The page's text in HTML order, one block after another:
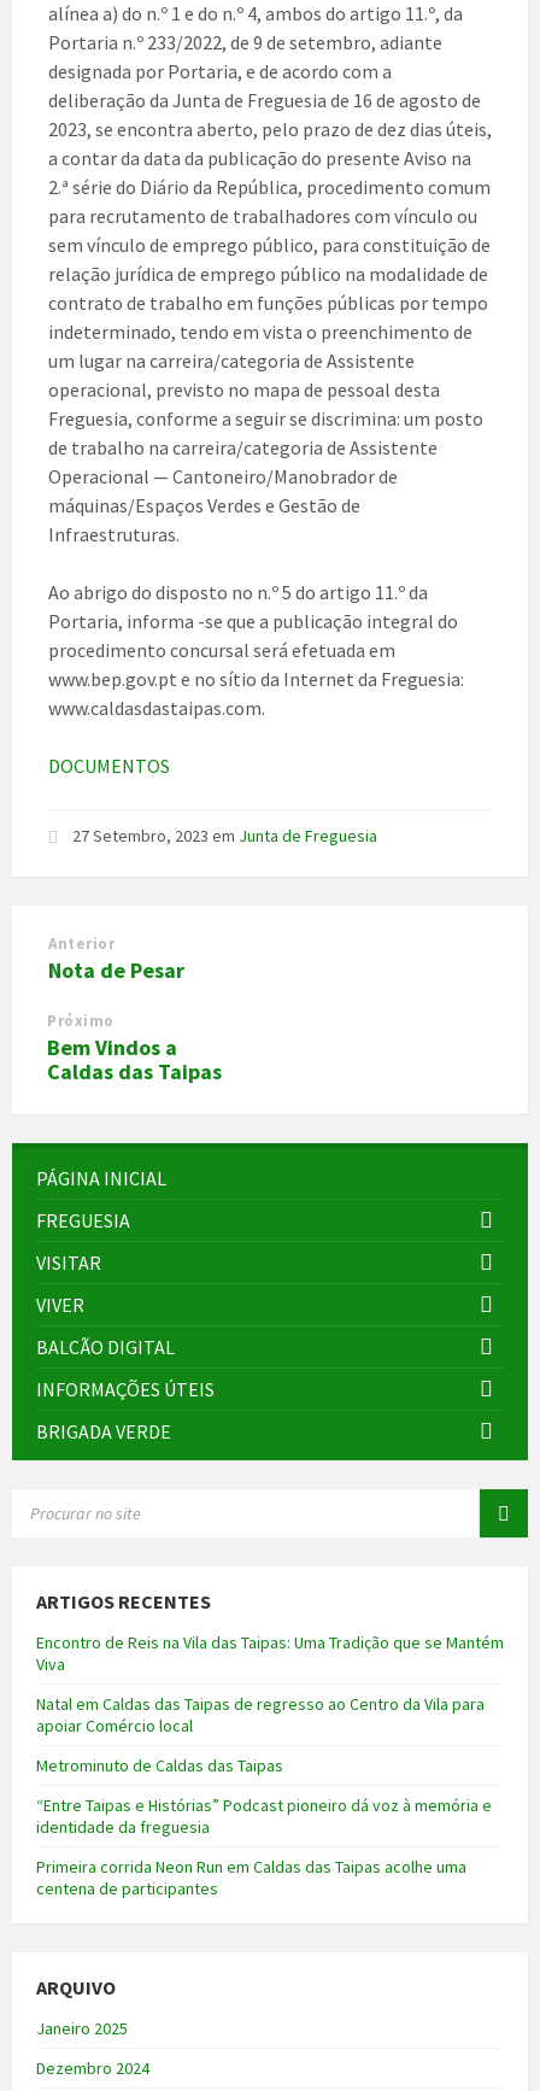
alínea a) do n.º 1 e do n.º 4, ambos do artigo 11.º, da
Portaria n.º 233/2022, de 9 de setembro, adiante
designada por Portaria, e de acordo com a
deliberação da Junta de Freguesia de 16 de agosto de
2023, se encontra aberto, pelo prazo de dez dias úteis,
a contar da data da publicação do presente Aviso na
2.ª série do Diário da República, procedimento comum
para recrutamento de trabalhadores com vínculo ou
sem vínculo de emprego público, para constituição de
relação jurídica de emprego público na modalidade de
contrato de trabalho em funções públicas por tempo
indeterminado, tendo em vista o preenchimento de
um lugar na carreira/categoria de Assistente
operacional, previsto no mapa de pessoal desta
Freguesia, conforme a seguir se discrimina: um posto
de trabalho na carreira/categoria de Assistente
Operacional — Cantoneiro/Manobrador de
máquinas/Espaços Verdes e Gestão de
Infraestruturas.
Ao abrigo do disposto no n.º 5 do artigo 11.º da
Portaria, informa -se que a publicação integral do
procedimento concursal será efetuada em
www.bep.gov.pt e no sítio da Internet da Freguesia:
www.caldasdastaipas.com.
DOCUMENTOS
27 Setembro, 2023 em Junta de Freguesia
Anterior
Nota de Pesar
Próximo
Bem Vindos a
Caldas das Taipas
PÁGINA INICIAL
FREGUESIA
VISITAR
VIVER
BALCÃO DIGITAL
INFORMAÇÕES ÚTEIS
BRIGADA VERDE
ARTIGOS RECENTES
Encontro de Reis na Vila das Taipas: Uma Tradição que se Mantém
Viva
Natal em Caldas das Taipas de regresso ao Centro da Vila para
apoiar Comércio local
Metrominuto de Caldas das Taipas
“Entre Taipas e Histórias” Podcast pioneiro dá voz à memória e
identidade da freguesia
Primeira corrida Neon Run em Caldas das Taipas acolhe uma
centena de participantes
ARQUIVO
Janeiro 2025
Dezembro 2024